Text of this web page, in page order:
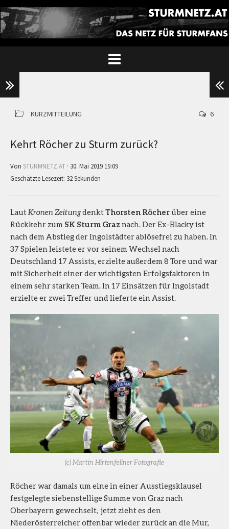
KURZMITTEILUNG 6
Kehrt Röcher zu Sturm zurück?
Von STURMNETZ.AT · 30. Mai 2019 19:09
Geschätzte Lesezeit: 32 Sekunden
Laut Kronen ZeitungdenktThorsten Röcherüber eine
Rückkehr zum SK Sturm Graz nach. Der Ex-Blacky ist
nach dem Abstieg der Ingolstädter ablösefrei zu haben. In
37 Spielen leistete er vor seinem Wechsel nach
Deutschland 17 Assists, erzielte außerdem 8 Tore und war
mit Sicherheit einer der wichtigsten Erfolgsfaktoren in
einem sehr starken Team. In 17 Einsätzen für Ingolstadt
erzielte er zwei Treffer und lieferte ein Assist.
(c) Martin Hirtenfellner Fotografie
Röcher war damals um eine in einer Ausstiegsklausel
festgelegte siebenstellige Summe von Graz nach
Oberbayern gewechselt, jetzt zieht es den
Niederösterreicher offenbar wieder zurück an die Mur,